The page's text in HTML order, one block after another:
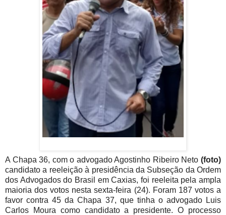
A Chapa 36, com o advogado Agostinho Ribeiro Neto (foto)
candidato a reeleição à presidência da Subseção da Ordem
dos Advogados do Brasil em Caxias, foi reeleita pela ampla
maioria dos votos nesta sexta-feira (24). Foram 187 votos a
favor contra 45 da Chapa 37, que tinha o advogado Luis
Carlos Moura como candidato a presidente. O processo